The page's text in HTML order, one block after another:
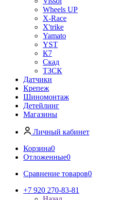
Wheels UP
X-Race
X'trike
Yamato
YST
К7
Скад
ТЗСК
Датчики
Крепеж
Шиномонтаж
Детейлинг
Магазины
Личный кабинет
Корзина0
Отложенные0
Сравнение товаров0
+7 920 270-83-81